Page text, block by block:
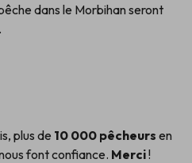
dans le Morbihan seront
plus de 10 000 pêcheurs en
font confiance. Merci!